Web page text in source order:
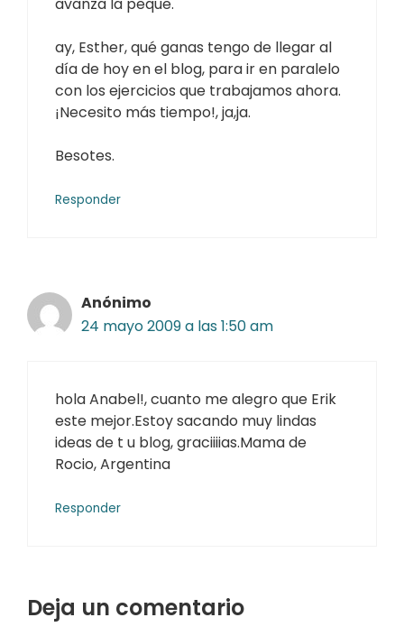
ay, Esther, qué ganas tengo de llegar al
día de hoy en el blog, para ir en paralelo
con los ejercicios que trabajamos ahora.
¡Necesito más tiempo!, ja,ja.
Besotes.
Responder
Anónimo
24 mayo 2009 a las 1:50 am
hola Anabel!, cuanto me alegro que Erik
este mejor.Estoy sacando muy lindas
ideas de t u blog, graciiiias.Mama de
Rocio, Argentina
Responder
Deja un comentario